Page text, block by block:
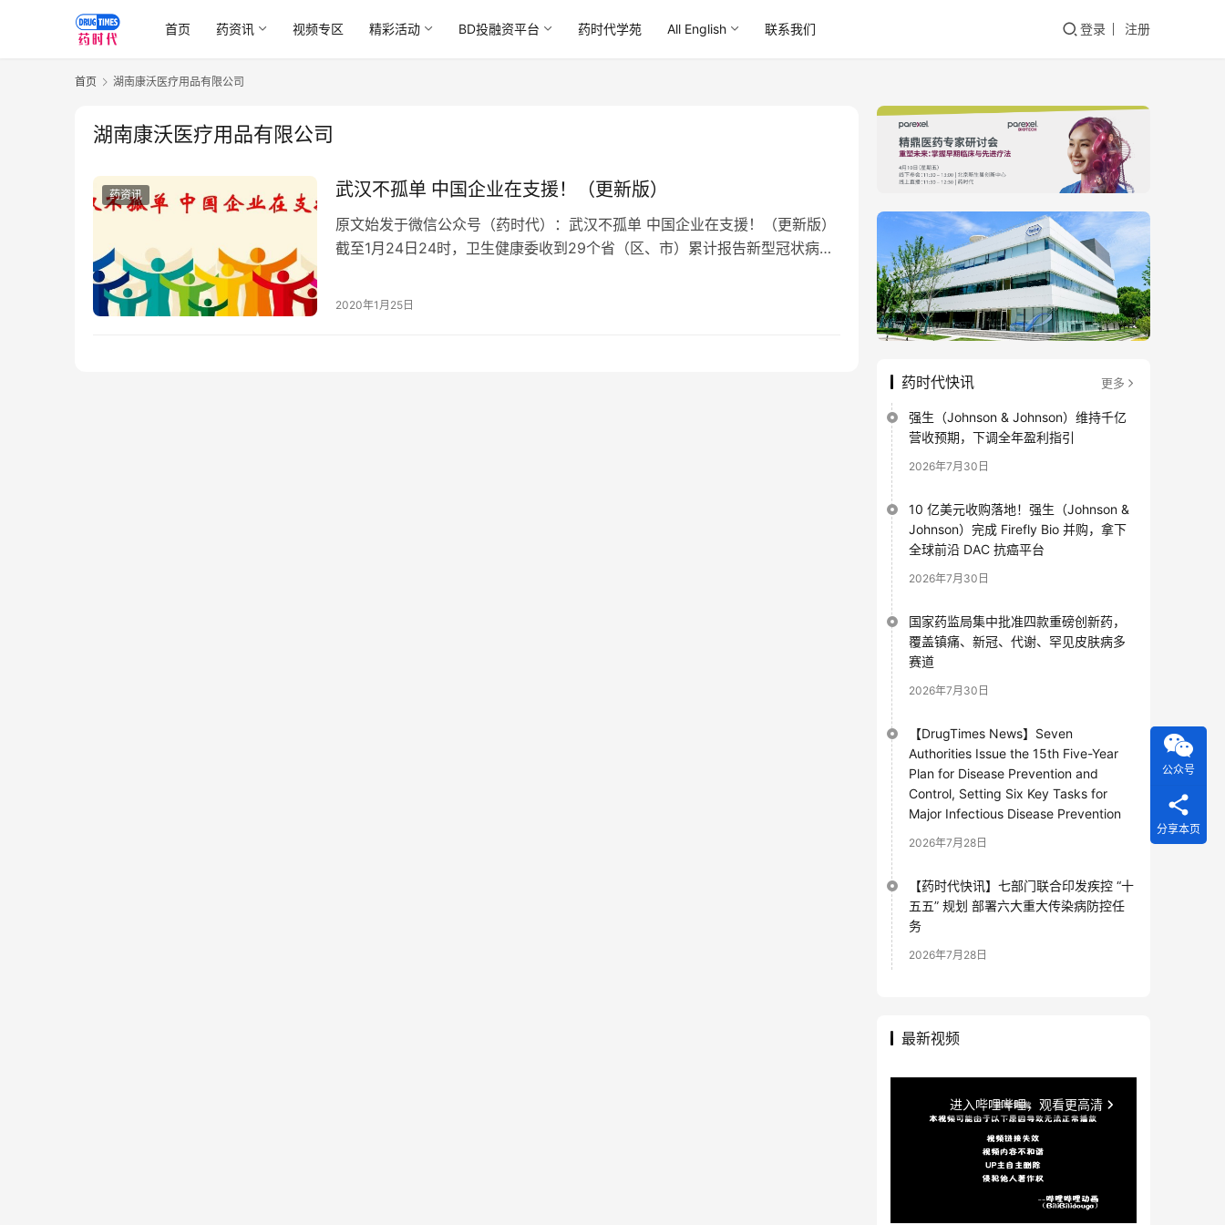
首页 药资讯 视频专区 精彩活动 BD投融资平台 药时代学苑 All English 联系我们 登录 注册
首页 湖南康沃医疗用品有限公司
湖南康沃医疗用品有限公司
药资讯 武汉不孤单 中国企业在支援！（更新版）
原文始发于微信公众号（药时代）：武汉不孤单 中国企业在支援！（更新版）
截至1月24日24时，卫生健康委收到29个省（区、市）累计报告新型冠状病毒
2020年1月25日
药时代快讯 更多
强生（Johnson & Johnson）维持千亿
营收预期，下调全年盈利指引
2026年7月30日
10 亿美元收购落地！强生（Johnson &
Johnson）完成 Firefly Bio 并购，拿下
全球前沿 DAC 抗癌平台
2026年7月30日
国家药监局集中批准四款重磅创新药，
覆盖镇痛、新冠、代谢、罕见皮肤病多
赛道
2026年7月30日
【DrugTimes News】Seven
Authorities Issue the 15th Five-Year
Plan for Disease Prevention and
Control, Setting Six Key Tasks for
Major Infectious Disease Prevention
2026年7月28日
【药时代快讯】七部门联合印发疾控 “十
五五” 规划 部署六大重大传染病防控任
务
2026年7月28日
最新视频
公众号
分享本页